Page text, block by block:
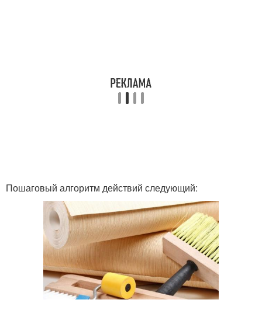
Пошаговый алгоритм действий следующий: